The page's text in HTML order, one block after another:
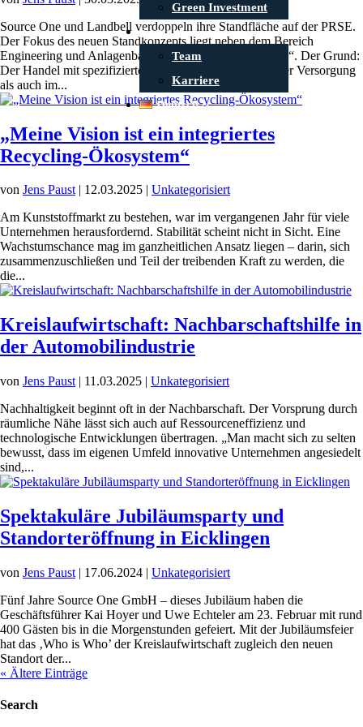
Green Investment
Kontakt
Team
Karriere
Deutsch
Source One und Landbell verdoppeln ihre Standfläche auf der PRSE.
Der Fokus des neuen Standkonzepts liegt neben dem Bereich
Engineering und Anlagenbau auf dem Thema „Sourcing“. Der Grund:
Der Handel mit spezifizierten Materialien – sowohl in der Versorgung
als auch im...
„Meine Vision ist ein integriertes
Recycling-Ökosystem“
von Jens Paust| 12.03.2025 | Unkategorisiert
Am Kunststoffmarkt zu bestehen, war im vergangenen Jahr für viele
Unternehmen herausfordernd. Stabilität scheint nicht in Sicht. Eine
Wachstumschance mag im ganzheitlichen Ansatz liegen – darin, sich
zusammenzuschließen und Teil der treibenden Kraft zu werden, die
die...
Kreislaufwirtschaft: Nachbarschaftshilfe in
der Automobilindustrie
von Jens Paust | 11.03.2025 | Unkategorisiert
Nachhaltigkeit beginnt oft in der Nachbarschaft. Der Vorsprung durch
räumliche Nähe lässt sich auch auf Ressourceneffizienz und
technologische Entwicklungen übertragen. „Man macht sich zu selten
bewusst, dass im eigenen Umfeld innovative Unternehmen angesiedelt
sind,...
Spektakuläre Jubiläumsparty und
Standorteröffnung in Eicklingen
von Jens Paust | 17.06.2024 | Unkategorisiert
Fünf Jahre Source One GmbH – dieses Jubiläum haben die
Geschäftsführer Kai Hoyer und Uwe Echteler am 23. Februar mit rund
400 Gästen bis in die Morgenstunden gefeiert. Mit der Jubiläumsfeier
hat das ‚Who is Who’ der Kreislaufwirtschaft zugleich den neuen
Standort der...
« Ältere Einträge
Search